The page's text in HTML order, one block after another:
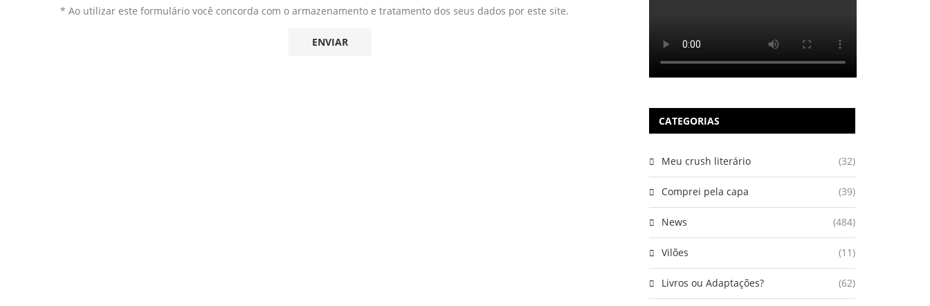
* Ao utilizar este formulário você concorda com o armazenamento e tratamento dos seus dados por este site.
CATEGORIAS
Meu crush literário (32)
Comprei pela capa (39)
News (484)
Vilões (11)
Livros ou Adaptações? (62)